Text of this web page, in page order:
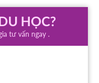
HỌC?
tư vấn ngay .